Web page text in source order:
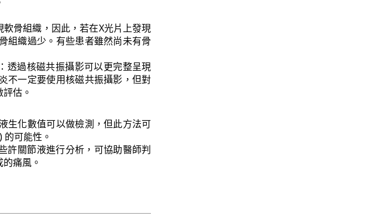
骨組織，因此，若在X光片上發現
組織過少。有些患者雖然尚未有骨
過核磁共振攝影可以更完整呈現
不一定要使用核磁共振攝影，但對
估。
生化數值可以做檢測，但此方法可
可能性。
許關節液進行分析，可協助醫師判
痛風。